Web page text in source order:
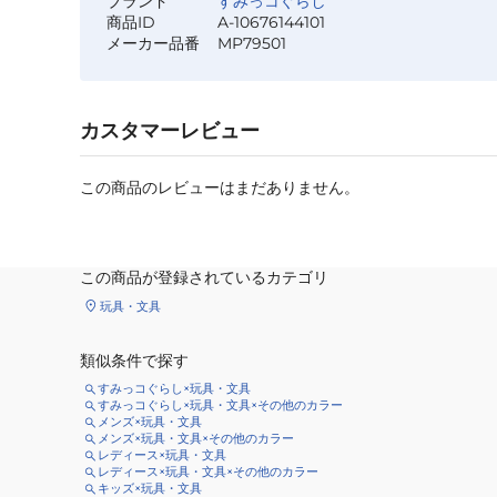
商品ID
A-10676144101
メーカー品番
MP79501
カスタマーレビュー
この商品のレビューはまだありません。
この商品が登録されているカテゴリ
玩具・文具
類似条件で探す
すみっコぐらし×玩具・文具
すみっコぐらし×玩具・文具×その他のカラー
メンズ×玩具・文具
メンズ×玩具・文具×その他のカラー
レディース×玩具・文具
レディース×玩具・文具×その他のカラー
キッズ×玩具・文具